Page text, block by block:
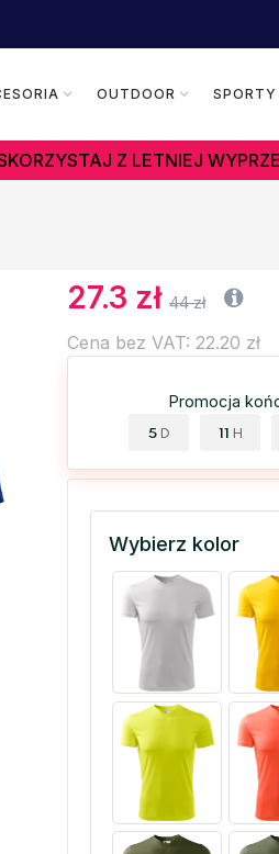
OUTDOOR SPORTY
Z LETNIEJ
27.3 zł 44 zł
Cena bez VAT: 22.20 zł
Promocja
5 D 11 H
Wybierz kolor